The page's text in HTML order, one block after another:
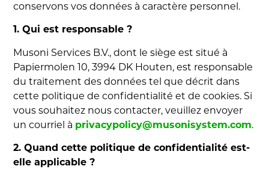
conservons vos données à caractère personnel.
1. Qui est responsable ?
Musoni Services B.V., dont le siège est situé à
Papiermolen 10, 3994 DK Houten, est responsable
du traitement des données tel que décrit dans
cette politique de confidentialité et de cookies. Si
vous souhaitez nous contacter, veuillez envoyer
un courriel à privacypolicy@musonisystem.com.
2. Quand cette politique de confidentialité est-
elle applicable ?